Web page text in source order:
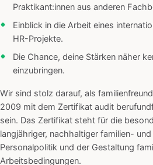
Praktikant:innen aus anderen
Einblick in die Arbeit eines
HR-Projekte.
Die Chance, deine Stärken näher
einzubringen.
Wir sind stolz darauf, als
2009 mit dem Zertifikat audit
sein. Das Zertifikat steht für die
langjähriger, nachhaltiger familien-
Personalpolitik und der Gestaltung
Arbeitsbedingungen.